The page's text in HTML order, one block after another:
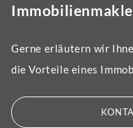
Gerne erläutern wir
die Vorteile eines